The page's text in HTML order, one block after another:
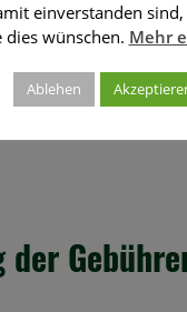
der
einverstanden sind,
wünschen. Mehr
Ablehen